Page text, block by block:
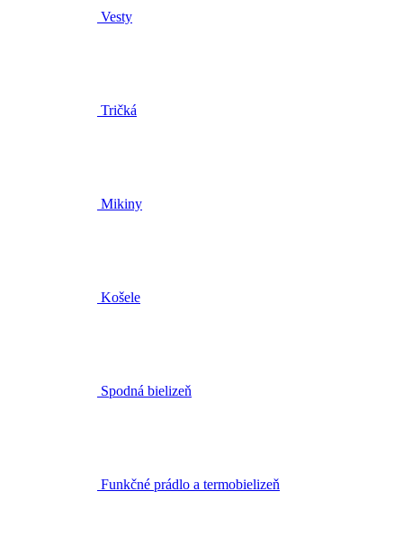
Vesty
Tričká
Mikiny
Košele
Spodná bielizeň
Funkčné prádlo a termobielizeň